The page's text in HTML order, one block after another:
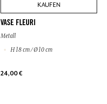
KAUFEN
VASE FLEURI
Metall
H 18 cm / Ø 10 cm
24,00 €